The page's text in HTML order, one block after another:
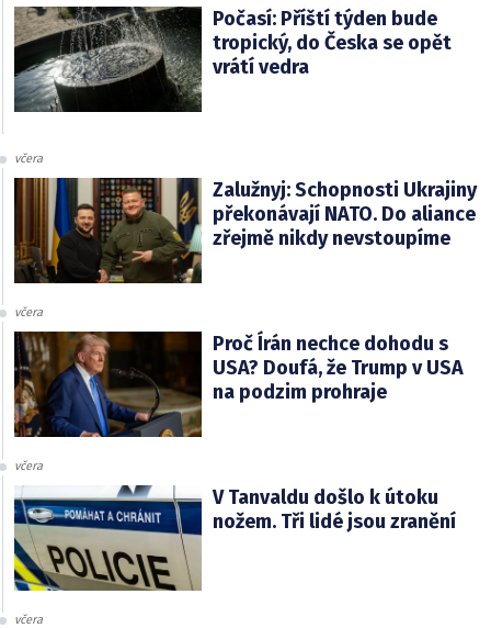
Počasí: Příští týden bude
tropický, do Česka se opět
vrátí vedra
včera
Zalužnyj: Schopnosti Ukrajiny
překonávají NATO. Do aliance
zřejmě nikdy nevstoupíme
včera
Proč Írán nechce dohodu s
USA? Doufá, že Trump v USA
na podzim prohraje
včera
V Tanvaldu došlo k útoku
nožem. Tři lidé jsou zranění
včera